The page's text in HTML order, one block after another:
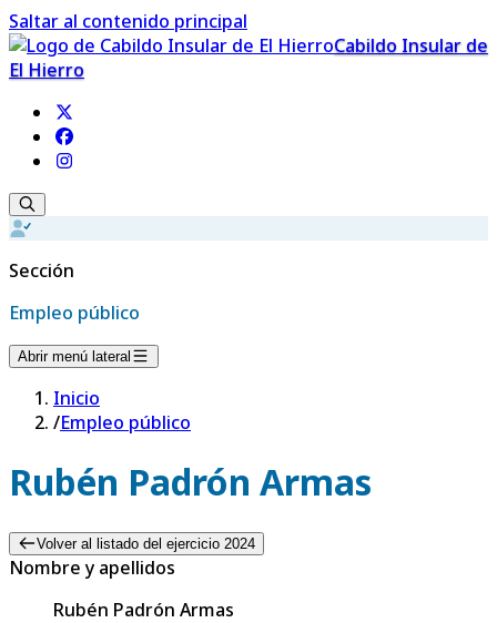
Saltar al contenido principal
Cabildo Insular de
El Hierro
Sección
Empleo público
Abrir menú lateral
Inicio
/Empleo público
Rubén Padrón Armas
Volver al listado del ejercicio 2024
Nombre y apellidos
Rubén Padrón Armas